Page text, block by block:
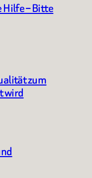
Hilfe – Bitte
zum
wird